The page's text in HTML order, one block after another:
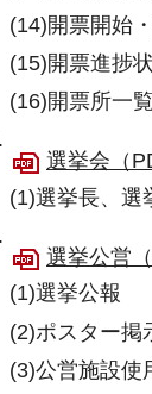
(14)開票開始
(15)開票進捗
(16)開票所一覧
選挙会（
(1)選挙長、選
選挙公営
(1)選挙公報
(2)ポスター掲
(3)公営施設使